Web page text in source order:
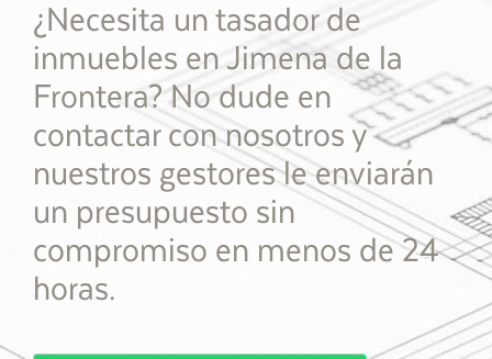
¿Necesita un tasador de
inmuebles en Jimena de la
Frontera? No dude en
contactar con nosotros y
nuestros gestores le enviarán
un presupuesto sin
compromiso en menos de 24
horas.